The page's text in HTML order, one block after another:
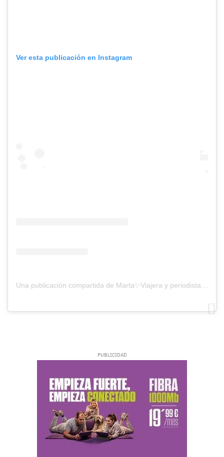
Ver esta publicación en Instagram
Una publicación compartida de Marta✨Viajera y periodista (@hilandomapas)